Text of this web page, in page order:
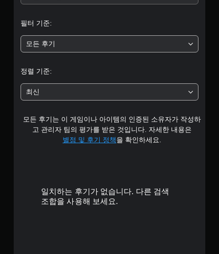
평
균
개
별
필터 기준:
모든 후기
정렬 기준:
최신
모든 후기는 이 게임이나 아이템의 인증된 소유자가 작성하
고 관리자 팀의 평가를 받은 것입니다. 자세한 내용은
별점 및 후기 정책을 확인하세요.
일치하는 후기가 없습니다. 다른 검색
조합을 사용해 보세요.